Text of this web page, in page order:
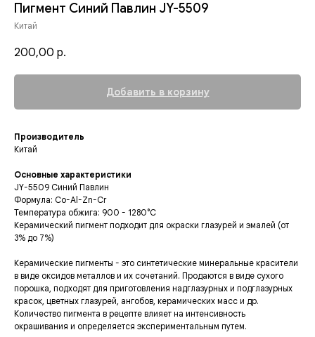
Пигмент Синий Павлин JY-5509
Китай
200,00 р.
Добавить в корзину
Производитель
Китай
Основные характеристики
JY-5509 Синий Павлин
Формула: Co-Al-Zn-Cr
Температура обжига: 900 - 1280°C
Керамический пигмент подходит для окраски глазурей и эмалей (от
3% до 7%)
Керамические пигменты - это синтетические минеральные красители
в виде оксидов металлов и их сочетаний. Продаются в виде сухого
порошка, подходят для приготовления надглазурных и подглазурных
красок, цветных глазурей, ангобов, керамических масс и др.
Количество пигмента в рецепте влияет на интенсивность
окрашивания и определяется экспериментальным путем.